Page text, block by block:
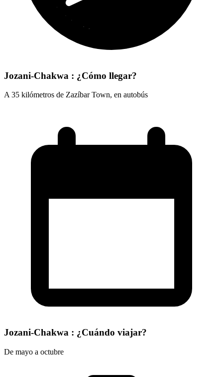
Jozani-Chakwa : ¿Cómo llegar?
A 35 kilómetros de Zazíbar Town, en autobús
Jozani-Chakwa : ¿Cuándo viajar?
De mayo a octubre